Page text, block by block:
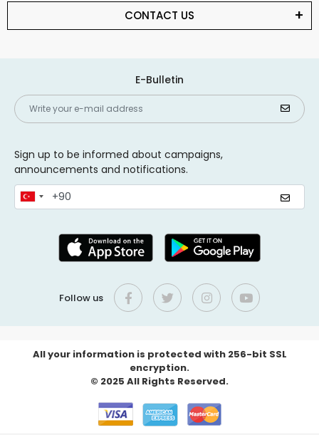
CONTACT US
E-Bulletin
Sign up to be informed about campaigns,
announcements and notifications.
Follow us
All your information is protected with 256-bit SSL
encryption.
© 2025 All Rights Reserved.